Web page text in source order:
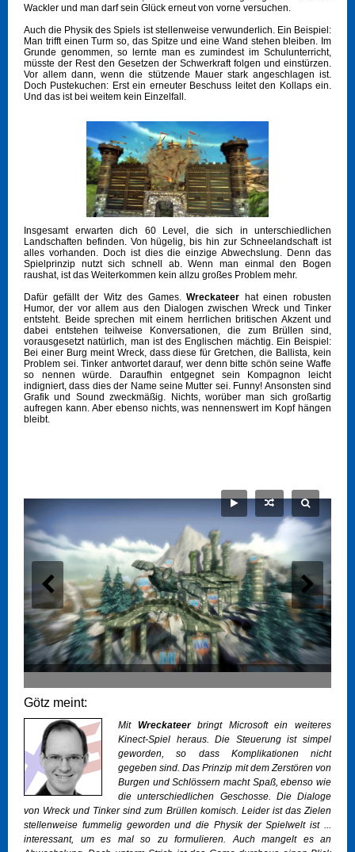
Wackler und man darf sein Glück erneut von vorne versuchen.
Auch die Physik des Spiels ist stellenweise verwunderlich. Ein Beispiel:
Man trifft einen Turm so, das Spitze und eine Wand stehen bleiben. Im
Grunde genommen, so lernte man es zumindest im Schulunterricht,
müsste der Rest den Gesetzen der Schwerkraft folgen und einstürzen.
Vor allem dann, wenn die stützende Mauer stark angeschlagen ist.
Doch Pustekuchen: Erst ein erneuter Beschuss leitet den Kollaps ein.
Und das ist bei weitem kein Einzelfall.
Insgesamt erwarten dich 60 Level, die sich in unterschiedlichen
Landschaften befinden. Von hügelig, bis hin zur Schneelandschaft ist
alles vorhanden. Doch ist dies die einzige Abwechslung. Denn das
Spielprinzip nutzt sich schnell ab. Wenn man einmal den Bogen
raushat, ist das Weiterkommen kein allzu großes Problem mehr.
Dafür gefällt der Witz des Games.Wreckateer hat einen robusten
Humor, der vor allem aus den Dialogen zwischen Wreck und Tinker
entsteht. Beide sprechen mit einem herrlichen britischen Akzent und
dabei entstehen teilweise Konversationen, die zum Brüllen sind,
vorausgesetzt natürlich, man ist des Englischen mächtig. Ein Beispiel:
Bei einer Burg meint Wreck, dass diese für Gretchen, die Ballista, kein
Problem sei. Tinker antwortet darauf, wer denn bitte schön seine Waffe
so nennen würde. Daraufhin entgegnet sein Kompagnon leicht
indigniert, dass dies der Name seine Mutter sei. Funny! Ansonsten sind
Grafik und Sound zweckmäßig. Nichts, worüber man sich großartig
aufregen kann. Aber ebenso nichts, was nennenswert im Kopf hängen
bleibt.
Götz meint:
Mit Wreckateerbringt Microsoft ein weiteres
Kinect-Spiel heraus. Die Steuerung ist simpel
geworden, so dass Komplikationen nicht
gegeben sind. Das Prinzip mit dem Zerstören von
Burgen und Schlössern macht Spaß, ebenso wie
die unterschiedlichen Geschosse. Die Dialoge
von Wreck und Tinker sind zum Brüllen komisch. Leider ist das Zielen
stellenweise fummelig geworden und die Physik der Spielwelt ist ...
interessant, um es mal so zu formulieren. Auch mangelt es an